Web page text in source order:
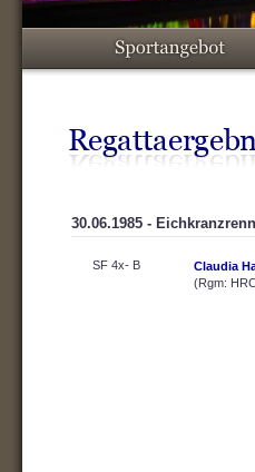
30.06.1985 -
SF 4x- B
Claudia
(Rgm: